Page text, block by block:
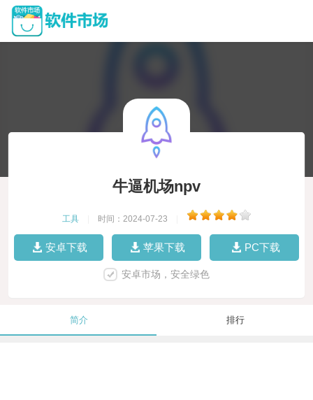
牛逼机场npv
工具 时间：2024-07-23
安卓下载 苹果下载 PC下载
安卓市场，安全绿色
简介 排行